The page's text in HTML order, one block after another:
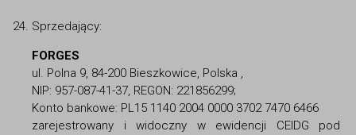
Sprzedający:
FORGES
ul. Polna 9, 84-200 Bieszkowice, Polska ,
NIP: 957-087-41-37, REGON: 221856299;
Konto bankowe: PL15 1140 2004 0000 3702 7470 6466
zarejestrowany i widoczny w ewidencji CEIDG pod